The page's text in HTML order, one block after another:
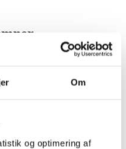
Om
og optimering af